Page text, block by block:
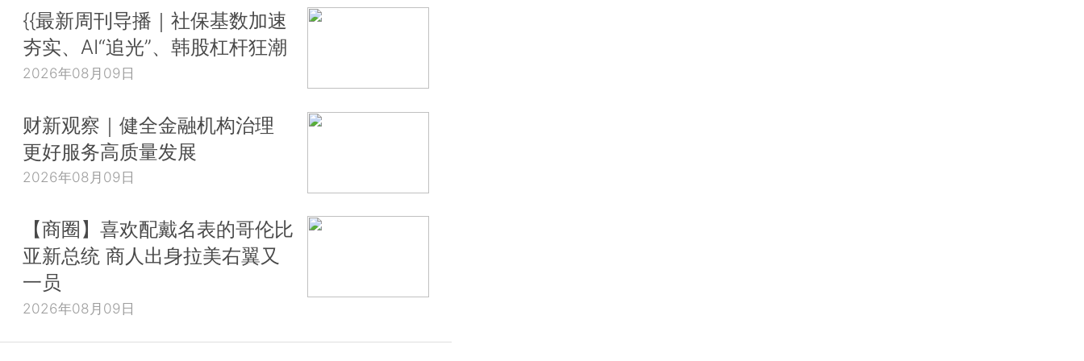
{{最新周刊导播｜社保基数加速
夯实、AI“追光”、韩股杠杆狂潮
2026年08月09日
财新观察｜健全金融机构治理
更好服务高质量发展
2026年08月09日
【商圈】喜欢配戴名表的哥伦比
亚新总统 商人出身拉美右翼又
一员
2026年08月09日